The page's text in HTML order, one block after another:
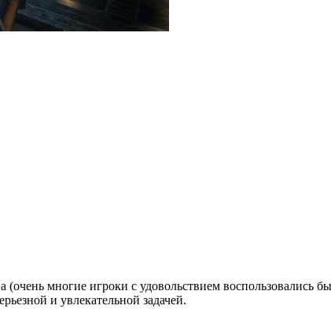
многие игроки с удовольствием воспользовались
и увлекательной задачей.